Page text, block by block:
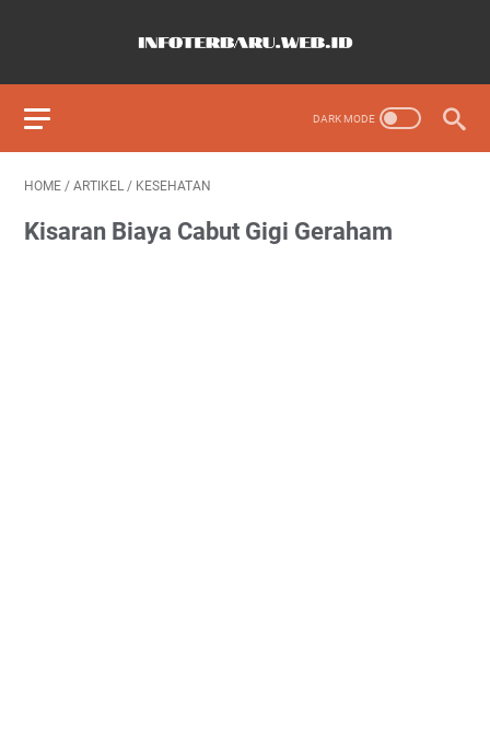
HOME / ARTIKEL / KESEHATAN
Kisaran Biaya Cabut Gigi Geraham